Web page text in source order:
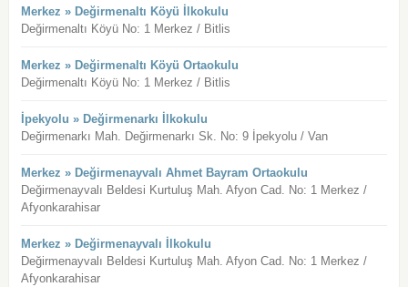
Merkez » Değirmenaltı Köyü İlkokulu
Değirmenaltı Köyü No: 1 Merkez / Bitlis
Merkez » Değirmenaltı Köyü Ortaokulu
Değirmenaltı Köyü No: 1 Merkez / Bitlis
İpekyolu » Değirmenarkı İlkokulu
Değirmenarkı Mah. Değirmenarkı Sk. No: 9 İpekyolu / Van
Merkez » Değirmenayvalı Ahmet Bayram Ortaokulu
Değirmenayvalı Beldesi Kurtuluş Mah. Afyon Cad. No: 1 Merkez /
Afyonkarahisar
Merkez » Değirmenayvalı İlkokulu
Değirmenayvalı Beldesi Kurtuluş Mah. Afyon Cad. No: 1 Merkez /
Afyonkarahisar